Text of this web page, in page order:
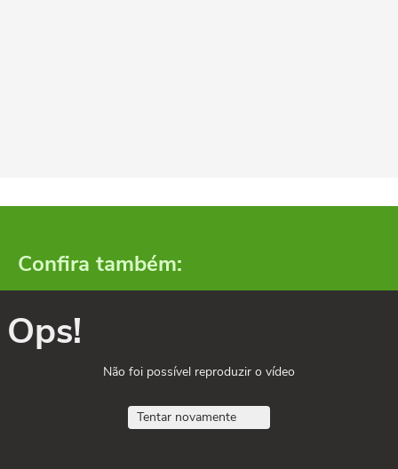
Confira também:
Ops!
Não foi possível reproduzir o vídeo
Tentar novamente